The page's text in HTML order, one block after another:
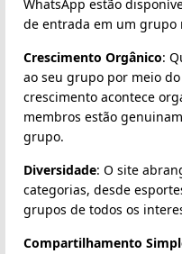
WhatsApp estão
de entrada em um grupo
Crescimento Orgânico:
ao seu grupo por meio
crescimento acontece
membros estão
grupo.
Diversidade: O site
categorias, desde
grupos de todos os
Compartilhamento